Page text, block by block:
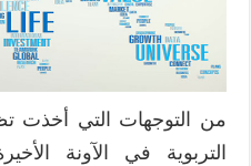
من التوجهات التي أخذت
التربوية في الآونة